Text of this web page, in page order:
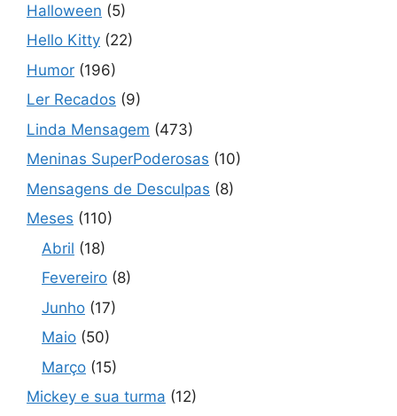
Halloween (5)
Hello Kitty (22)
Humor (196)
Ler Recados (9)
Linda Mensagem (473)
Meninas SuperPoderosas (10)
Mensagens de Desculpas (8)
Meses (110)
Abril (18)
Fevereiro (8)
Junho (17)
Maio (50)
Março (15)
Mickey e sua turma (12)